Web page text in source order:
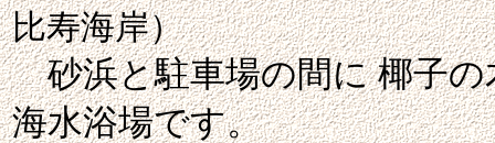
比寿海岸）
砂浜と駐車場の間に 椰子の
海水浴場です。